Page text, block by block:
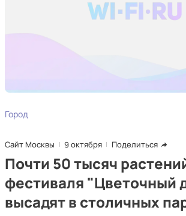
Город
Сайт Москвы 9 октября Поделиться
Почти 50 тысяч
фестиваля "Цветочный
высадят в столичных